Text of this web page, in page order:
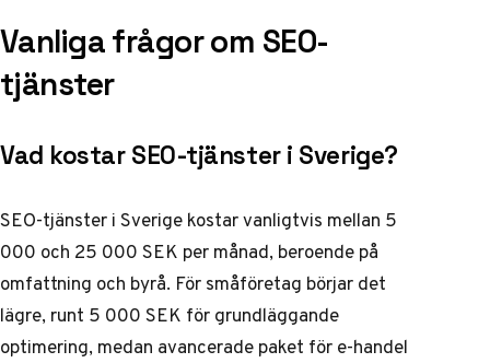
Vanliga frågor om SEO-
tjänster
Vad kostar SEO-tjänster i Sverige?
SEO-tjänster i Sverige kostar vanligtvis mellan 5
000 och 25 000 SEK per månad, beroende på
omfattning och byrå. För småföretag börjar det
lägre, runt 5 000 SEK för grundläggande
optimering, medan avancerade paket för e-handel